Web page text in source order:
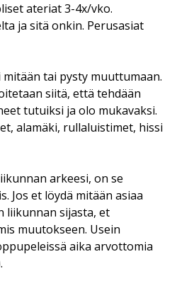
ateriat 3-4x/vko.
ja sitä onkin. Perusasiat
mitään tai pysty muuttumaan.
siitä, että tehdään
tutuiksi ja olo mukavaksi.
alamäki, rullaluistimet, hissi
arkeesi, on se
Jos et löydä mitään asiaa
liikunnan sijasta, et
muutokseen. Usein
aika arvottomia